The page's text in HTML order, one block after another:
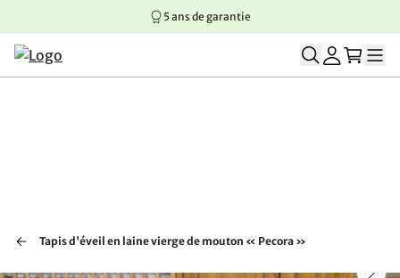
Aller au contenu principal
Aller à la navigation principale
Aller au pied de page
5 ans de garantie
Tapis d'éveil en laine vierge de mouton « Pecora »